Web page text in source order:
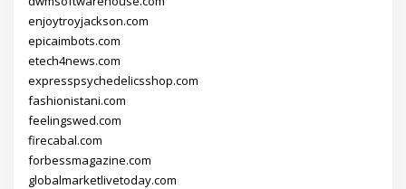
enjoytroyjackson.com
epicaimbots.com
etech4news.com
expresspsychedelicsshop.com
fashionistani.com
feelingswed.com
firecabal.com
forbessmagazine.com
globalmarketlivetoday.com